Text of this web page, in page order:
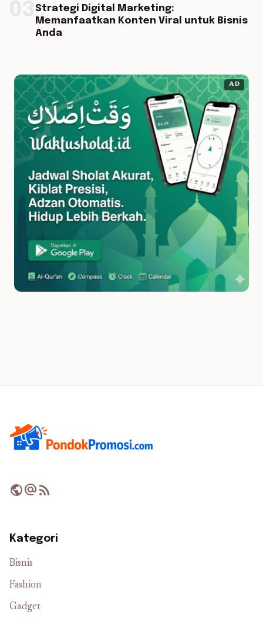
Strategi Digital Marketing:
Memanfaatkan Konten Viral untuk Bisnis
Anda
AD
publicalternate_emailrss_feed
Kategori
Bisnis
Fashion
Gadget